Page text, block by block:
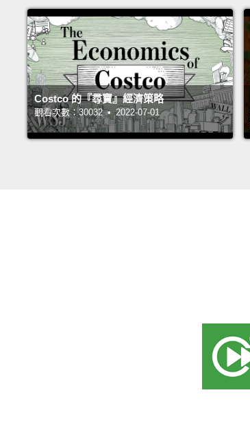
Costco 的『尋寶』經濟策略
觀看次數：30032 • 2022-07-01